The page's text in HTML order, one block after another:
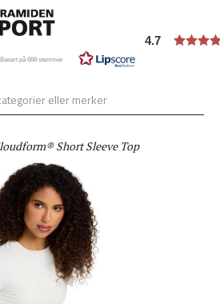
Basert på 668 stemmer
4.7
Short Sleeve Top